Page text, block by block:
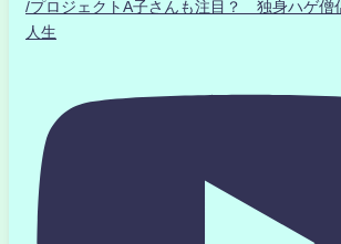
/プロジェクトA子さんも注目？ 独身ハゲ僧
人生